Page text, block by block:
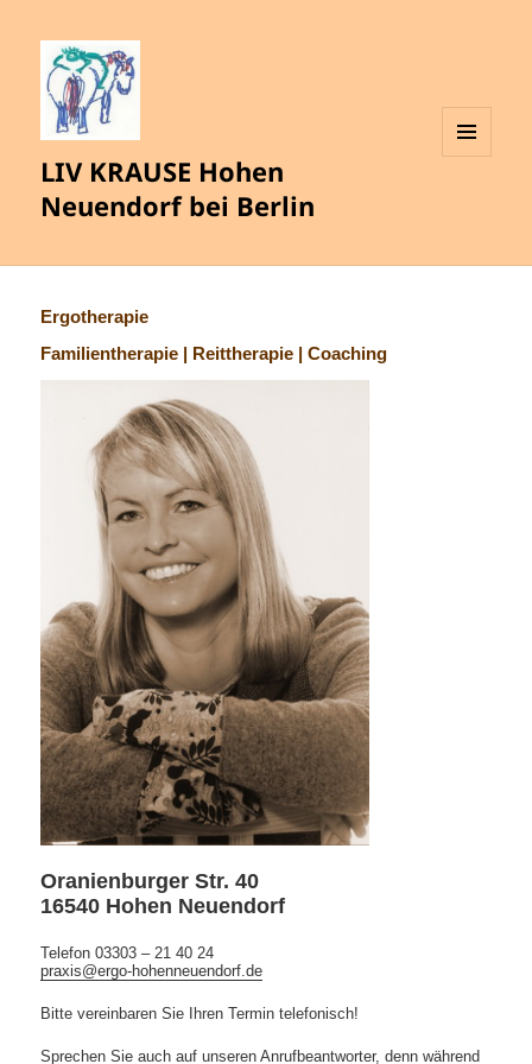
LIV KRAUSE Hohen
Neuendorf bei Berlin
Ergotherapie
Familientherapie | Reittherapie | Coaching
Oranienburger Str. 40
16540 Hohen Neuendorf
Telefon 03303 – 21 40 24
praxis@ergo-hohenneuendorf.de
Bitte vereinbaren Sie Ihren Termin telefonisch!
Sprechen Sie auch auf unseren Anrufbeantworter, denn während